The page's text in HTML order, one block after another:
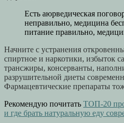
Есть аюрведическая
неправильно, медицина
питание правильно,
Начните с устранения
спиртное и наркотики, избыток
трансжиры, консерванты,
разрушительной диеты
Фармацевтические препараты
Рекомендую почитать ТОП-20
и где брать натуральную еду